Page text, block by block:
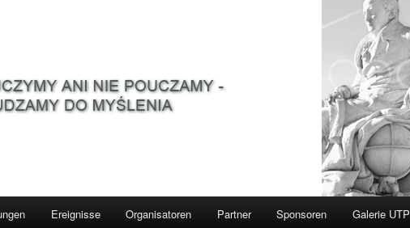
Ereignisse Organisatoren Partner Sponsoren Galerie UTP